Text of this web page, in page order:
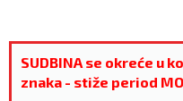
SUDBINA se okreće u
znaka - stiže period